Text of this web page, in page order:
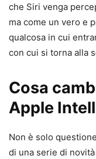
che Siri venga
ma come un vero e
qualcosa in cui
con cui si torna alla
Cosa
Apple
Non è solo
di una serie di